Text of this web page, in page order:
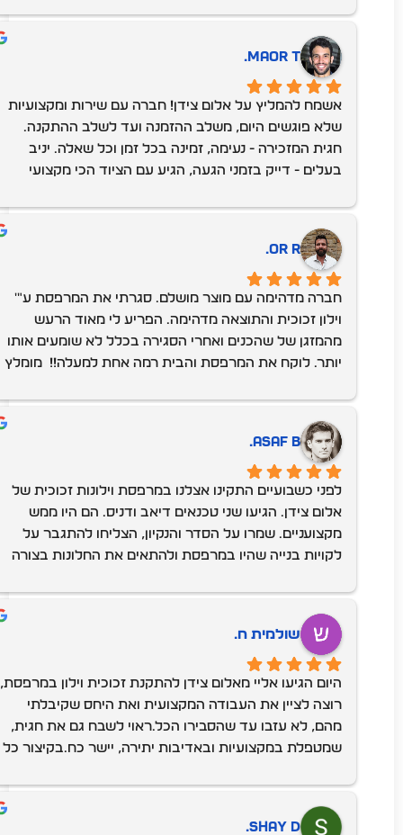
ומקצועי הגיע אלינו הביתה נתן המלצה של סגירה ונתן לי
הגיעו מתקינים מקצועיים , סבלנים שהרכיבו את המערכת
בצורה מושלמת ומדוייקת.אין ספק שעשינו את הבחירה
הנכונה!ממליצה בחום על אלום צידן מרגישה שבחרתי את
הטוב ביותר בסגירת חלונות למרפסת שלי.מאוד ממליצה !
Maor T.
אשמח להמליץ על אלום צידן! חברה עם שירות ומקצועיות
שלא פוגשים היום, משלב ההזמנה ועד לשלב ההתקנה.
חגית המזכירה - נעימה, זמינה בכל זמן וכל שאלה. יניב
בעלים - דייק בזמני הגעה, הגיע עם הציוד הכי מקצועי
לזה, הסביר וענה כל כל שאלה בצורה מקצועית ונעימה. שני
שאלה וכל זה עם חיוך. במעבר דירה היו הרבה קבלנים
שנכנסו לבית אבל הצוות הזה היה יוצא דופן. מאוד מומלץ!
or R.
חברה מדהימה עם מוצר מושלם. סגרתי את המרפסת ע"'
וילון זכוכית והתוצאה מדהימה. הפריע לי מאוד הרעש
מהמזגן של שהכנים ואחרי הסגירה בכלל לא שומעים אותו
יותר. לוקח את המרפסת והבית רמה אחת למעלה!!  מומלץ
Asaf B.
לפני כשבועיים התקינו אצלנו במרפסת וילונות זכוכית של
אלום צידן. הגיעו שני טכנאים דיאב ודניס. הם היו ממש
מקצועניים. שמרו על הסדר והנקיון, הצליחו להתגבר על
לקויות בנייה שהיו במרפסת ולהתאים את החלונות בצורה
שאני מבין את כל השלבים. הם היו ממש נחמדים ברמות
בעלות נמוכה ממש. בקיצור, ממליץ בחום.
שולמית ח.
היום הגיעו אליי מאלום צידן להתקנת זכוכית וילון במרפסת,
רוצה לציין את העבודה המקצועית ואת היחס שקיבלתי
מהם, לא עזבו עד שהסבירו הכל.ראוי לשבח גם את חגית,
שמטפלת במקצועיות ובאדיבות יתירה, יישר כח.בקיצור כל
אנשים.תודה רבה
Shay D.